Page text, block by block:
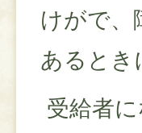
けがで、
あるとき
受給者